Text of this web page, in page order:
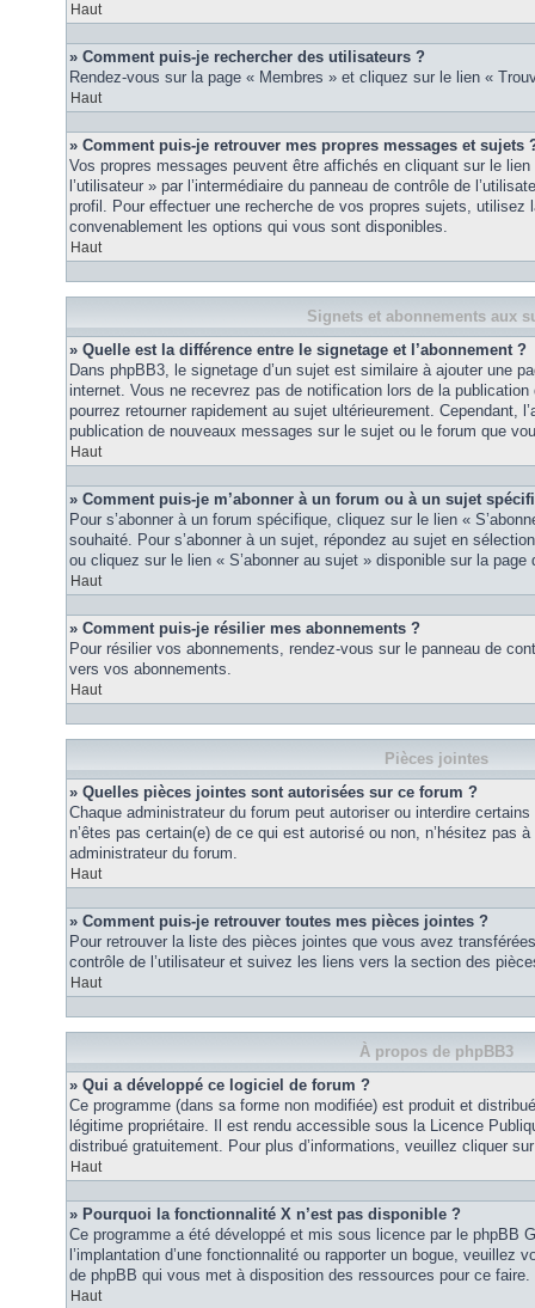
Haut
» Comment puis-je rechercher des utilisateurs ?
Rendez-vous sur la page « Membres » et cliquez sur le lien «
Haut
» Comment puis-je retrouver mes propres messages et sujets
Vos propres messages peuvent être affichés en cliquant sur le
l’utilisateur » par l’intermédiaire du panneau de contrôle de
profil. Pour effectuer une recherche de vos propres sujets, utilisez
convenablement les options qui vous sont disponibles.
Haut
Signets et abonnements aux
» Quelle est la différence entre le signetage et l’abonnement ?
Dans phpBB3, le signetage d’un sujet est similaire à ajouter une
internet. Vous ne recevrez pas de notification lors de la publication
pourrez retourner rapidement au sujet ultérieurement. Cependant,
publication de nouveaux messages sur le sujet ou le forum que
Haut
» Comment puis-je m’abonner à un forum ou à un sujet
Pour s’abonner à un forum spécifique, cliquez sur le lien «
souhaité. Pour s’abonner à un sujet, répondez au sujet en
ou cliquez sur le lien « S’abonner au sujet » disponible sur la page
Haut
» Comment puis-je résilier mes abonnements ?
Pour résilier vos abonnements, rendez-vous sur le panneau de
vers vos abonnements.
Haut
Pièces jointes
» Quelles pièces jointes sont autorisées sur ce forum ?
Chaque administrateur du forum peut autoriser ou interdire
n’êtes pas certain(e) de ce qui est autorisé ou non, n’hésitez pas
administrateur du forum.
Haut
» Comment puis-je retrouver toutes mes pièces jointes ?
Pour retrouver la liste des pièces jointes que vous avez
contrôle de l’utilisateur et suivez les liens vers la section des
Haut
À propos de phpBB3
» Qui a développé ce logiciel de forum ?
Ce programme (dans sa forme non modifiée) est produit et
légitime propriétaire. Il est rendu accessible sous la Licence
distribué gratuitement. Pour plus d’informations, veuillez cliquer
Haut
» Pourquoi la fonctionnalité X n’est pas disponible ?
Ce programme a été développé et mis sous licence par le phpBB
l’implantation d’une fonctionnalité ou rapporter un bogue, veuillez
de phpBB qui vous met à disposition des ressources pour ce faire.
Haut